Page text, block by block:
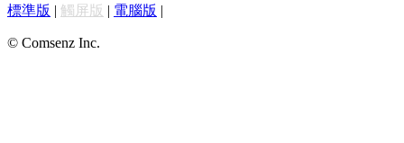
標準版 | 觸屏版 | 電腦版 |
© Comsenz Inc.